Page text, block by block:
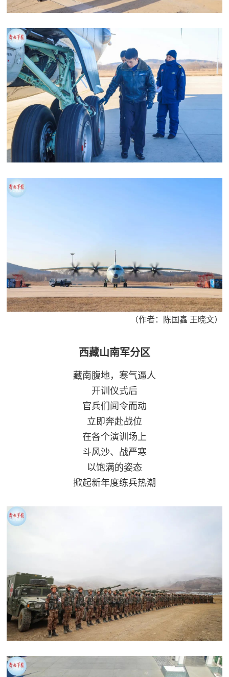
（作者：陈国鑫 王晓文）
西藏山南军分区
藏南腹地，寒气逼人
开训仪式后
官兵们闻令而动
立即奔赴战位
在各个演训场上
斗风沙、战严寒
以饱满的姿态
掀起新年度练兵热潮